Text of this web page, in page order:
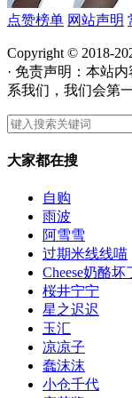
点赞榜单 网站声明
Copyright © 2018-
· 免责声明：本站
系我们，我们会第
大家都在搜
自购
雨波
阿雪雪
过期米线线喵
Cheese奶酪坏
桜井宁宁
星之迟迟
玉汇
凉凉子
蠢沫沫
小仓千代